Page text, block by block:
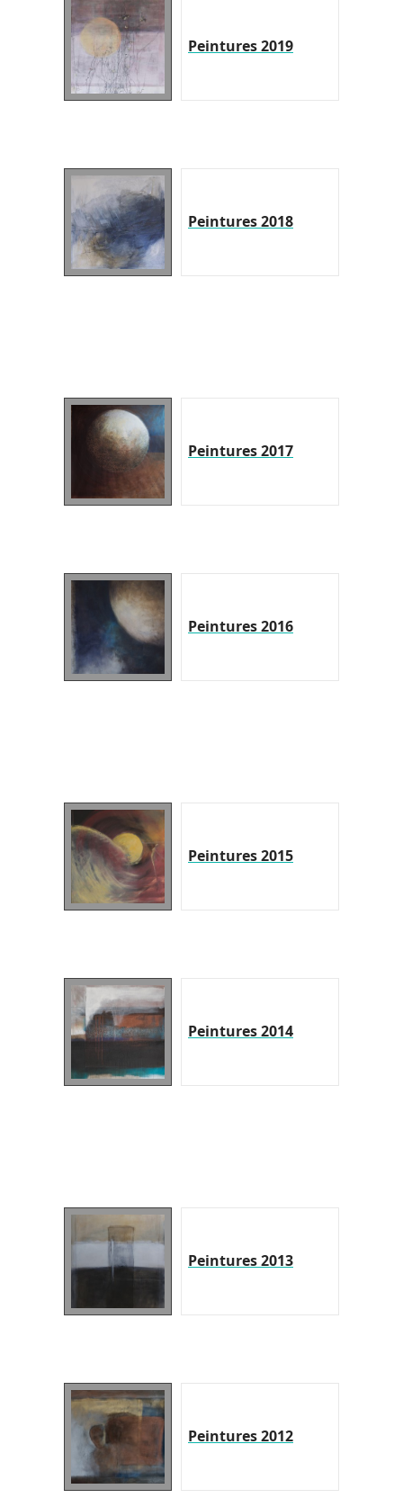
Peintures 2019
Peintures 2018
Peintures 2017
Peintures 2016
Peintures 2015
Peintures 2014
Peintures 2013
Peintures 2012